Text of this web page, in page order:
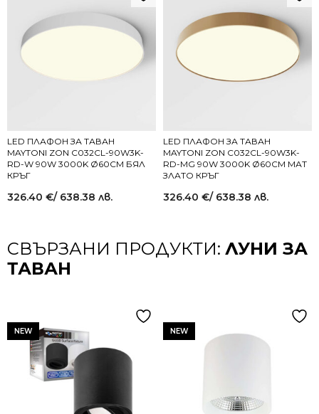
LED ПЛАФОН ЗА ТАВАН
MAYTONI ZON C032CL-90W3K-
RD-W 90W 3000K Ø60СМ БЯЛ
КРЪГ
326.40 €/ 638.38 лв.
LED ПЛАФОН ЗА ТАВАН
MAYTONI ZON C032CL-90W3K-
RD-MG 90W 3000K Ø60СМ МАТ
ЗЛАТО КРЪГ
326.40 €/ 638.38 лв.
СВЪРЗАНИ ПРОДУКТИ: ЛУНИ ЗА
ТАВАН
NEW NEW